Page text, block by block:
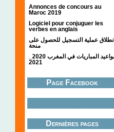
Annonces de concours au
Maroc 2019
Logiciel pour conjuguer les
verbes en anglais
انطلاق عملية التسجيل للحصول على
منحة
2021
Page Facebook
Dernières pages